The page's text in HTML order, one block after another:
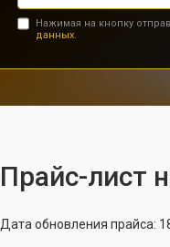
Нажимая на кнопку
данных.
Прайс-лист
Дата обновления прайса: